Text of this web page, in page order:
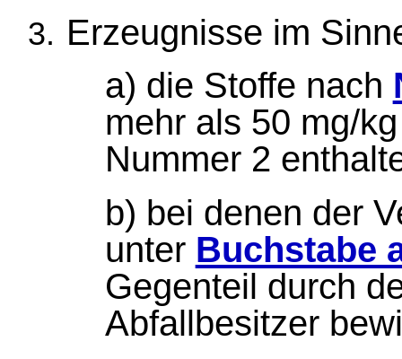
Erzeugnisse im
a) die Stoffe nach
mehr als 50 mg/
Nummer 2
b) bei denen der
unter Buchstabe
Gegenteil durch
Abfallbesitzer